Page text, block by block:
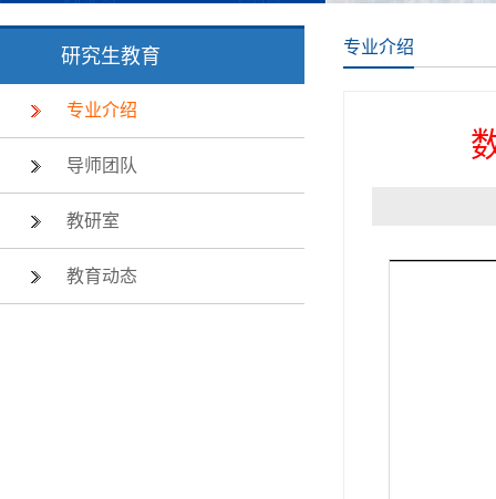
研究生教育
专业介绍
导师团队
教研室
教育动态
专业介绍